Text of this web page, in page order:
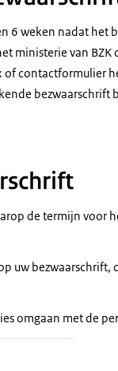
6 weken nadat het
ministerie van
of contactformulier
bezwaarschrift
de termijn voor
uw
omgaan met de